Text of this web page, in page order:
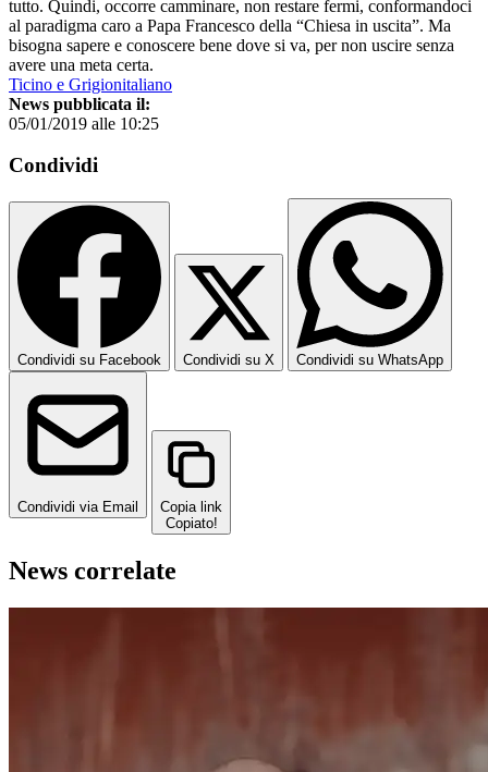
tutto. Quindi, occorre camminare, non restare fermi, conformandoci
al paradigma caro a Papa Francesco della “Chiesa in uscita”. Ma
bisogna sapere e conoscere bene dove si va, per non uscire senza
avere una meta certa.
Ticino e Grigionitaliano
News pubblicata il:
05/01/2019 alle 10:25
Condividi
Condividi su Facebook Condividi su X Condividi su WhatsApp
Condividi via Email
Copia link
Copiato!
News correlate